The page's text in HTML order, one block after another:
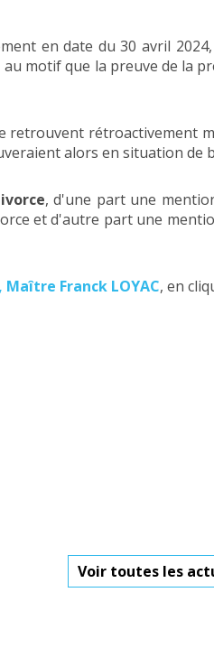
en date du 30 avril
au motif que la preuve de la
retrouvent rétroactivement
alors en situation de
, d'une part une
et d'autre part une
Franck LOYAC, en
Voir toutes les